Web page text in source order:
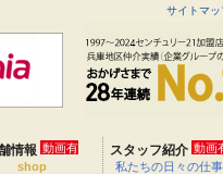
サイトマッ
情報 動画有
shop
スタッフ紹介 動画
私たちの日々の仕事